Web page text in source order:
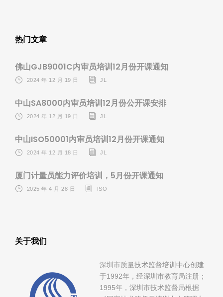
热门文章
佛山GJB9001C内审员培训12月份开课通知
2024 年 12 月 19 日 JL
中山SA8000内审员培训12月份公开课安排
2024 年 12 月 19 日 JL
中山ISO50001内审员培训12月份开课通知
2024 年 12 月 18 日 JL
厦门计量员能力评价培训，5月份开课通知
2025 年 4 月 28 日 ISO
关于我们
深圳市质量技术监督培训中心创建
于1992年，经深圳市教育局注册；
1995年，深圳市技术监督局根据